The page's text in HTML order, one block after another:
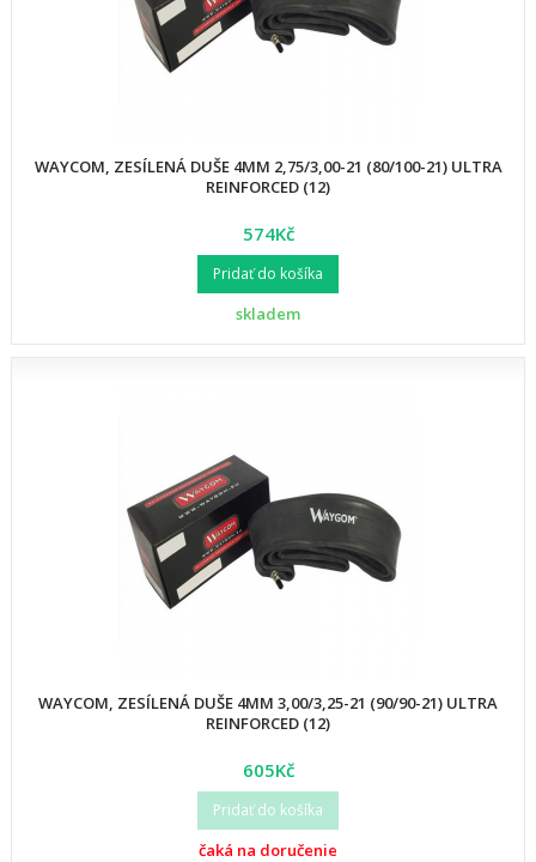
WAYCOM, ZESÍLENÁ DUŠE 4MM 2,75/3,00-21 (80/100-21) ULTRA
REINFORCED (12)
574Kč
Pridať do košíka
skladem
WAYCOM, ZESÍLENÁ DUŠE 4MM 3,00/3,25-21 (90/90-21) ULTRA
REINFORCED (12)
605Kč
Pridať do košíka
čaká na doručenie